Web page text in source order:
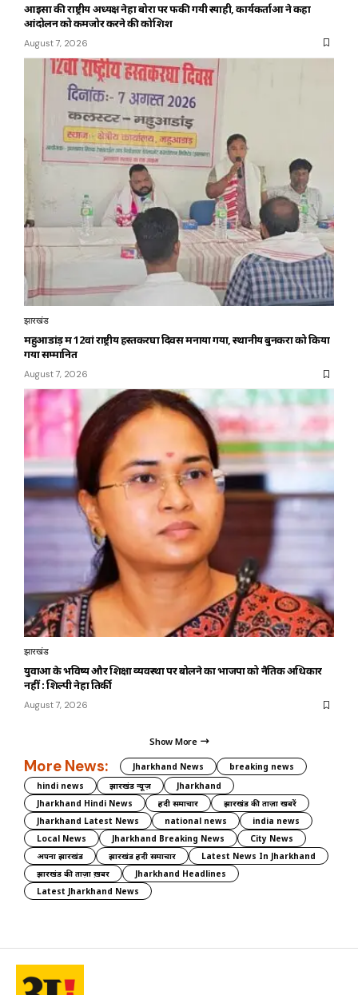
आइसा की राष्ट्रीय अध्यक्ष नेहा बोरा पर फेंकी गयी स्याही, कार्यकर्ताओं ने कहा
आंदोलन को कमजोर करने की कोशिश
August 7, 2026
झारखंड
महुआडांड़ में 12वां राष्ट्रीय हस्तकरघा दिवस मनाया गया, स्थानीय बुनकरों को किया
गया सम्मानित
August 7, 2026
झारखंड
युवाओं के भविष्य और शिक्षा व्यवस्था पर बोलने का भाजपा को नैतिक अधिकार
नहीं : शिल्पी नेहा तिर्की
August 7, 2026
Show More
More News: Jharkhand News
breaking news
hindi news
झारखंड न्यूज़
Jharkhand
Jharkhand Hindi News
हिंदी समाचार
झारखंड की ताज़ा खबरें
Jharkhand Latest News
national news
india news
Local News
Jharkhand Breaking News
City News
अपना झारखंड
झारखंड हिंदी समाचार
Latest News In Jharkhand
झारखंड की ताज़ा ख़बर
Jharkhand Headlines
Latest Jharkhand News